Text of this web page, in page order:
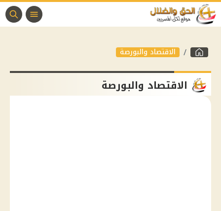
الاقتصاد والبورصة
الاقتصاد والبورصة